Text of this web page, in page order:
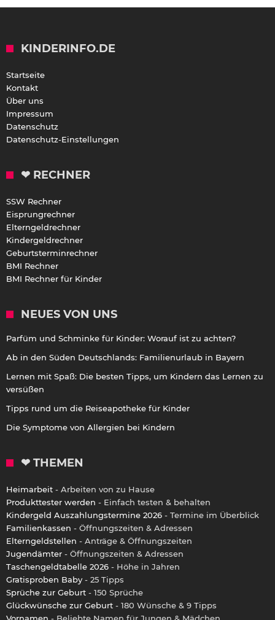
KINDERINFO.DE
Startseite
Kontakt
Über uns
Impressum
Datenschutz
Datenschutz-Einstellungen
❤ RECHNER
SSW Rechner
Eisprungrechner
Elterngeldrechner
Kindergeldrechner
Geburtsterminrechner
BMI Rechner
BMI Rechner für Kinder
NEUES VON UNS
Parfüm und Schminke für Kinder: Worauf ist zu achten?
Ab in den Süden Deutschlands: Familienurlaub in Bayern
Lernen mit Spaß: Die besten Tipps, um Kindern das Lernen zu
versüßen
Tipps rund um die Reiseapotheke für Kinder
Die Symptome von Allergien bei Kindern
❤ THEMEN
Heimarbeit - Arbeiten von zu Hause
Produkttester werden - Einfach testen & behalten
Kindergeld Auszahlungstermine 2026 - Termine im Überblick
Familienkassen - Öffnungszeiten & Adressen
Elterngeldstellen - Anträge & Öffnungszeiten
Jugendämter - Öffnungszeiten & Adressen
Taschengeldtabelle 2026 - Höhe in Jahren
Gratisproben Baby - 25 Tipps
Sprüche zur Geburt - 150 Sprüche
Glückwünsche zur Geburt - 180 Wünsche & 9 Tipps